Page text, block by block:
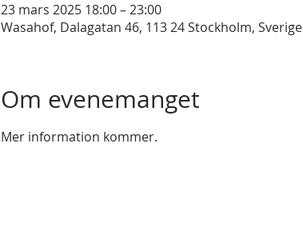
23 mars 2025 18:00 – 23:00
Wasahof, Dalagatan 46, 113 24 Stockholm, Sverige
Om evenemanget
Mer information kommer.